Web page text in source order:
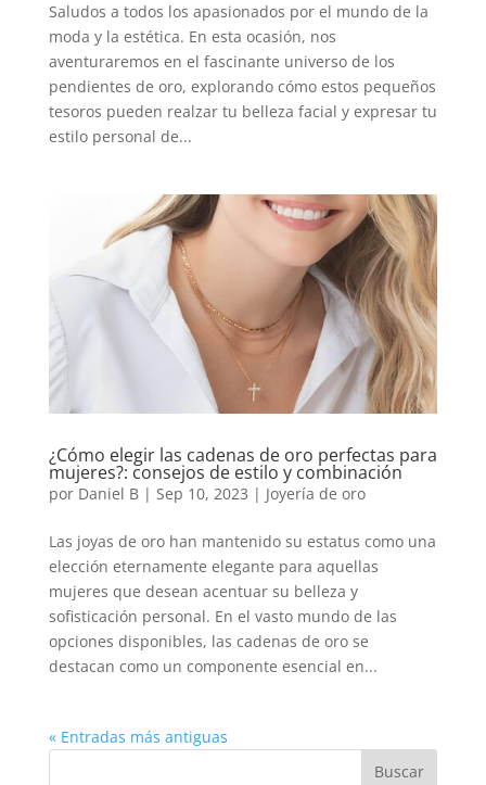
Saludos a todos los apasionados por el mundo de la
moda y la estética. En esta ocasión, nos
aventuraremos en el fascinante universo de los
pendientes de oro, explorando cómo estos pequeños
tesoros pueden realzar tu belleza facial y expresar tu
estilo personal de...
¿Cómo elegir las cadenas de oro perfectas para
mujeres?: consejos de estilo y combinación
por Daniel B| Sep 10, 2023 | Joyería de oro
Las joyas de oro han mantenido su estatus como una
elección eternamente elegante para aquellas
mujeres que desean acentuar su belleza y
sofisticación personal. En el vasto mundo de las
opciones disponibles, las cadenas de oro se
destacan como un componente esencial en...
« Entradas más antiguas